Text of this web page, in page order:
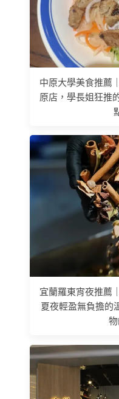
中原大學美食推薦
原店，學長姐狂推
宜蘭羅東宵夜推薦
夏夜輕盈無負擔的